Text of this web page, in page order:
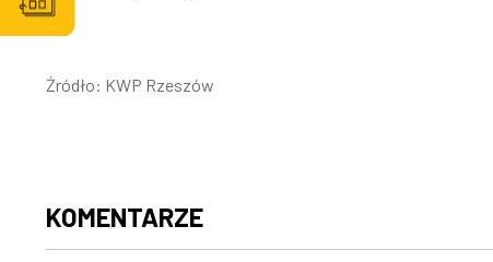
Źródło: KWP Rzeszów
KOMENTARZE